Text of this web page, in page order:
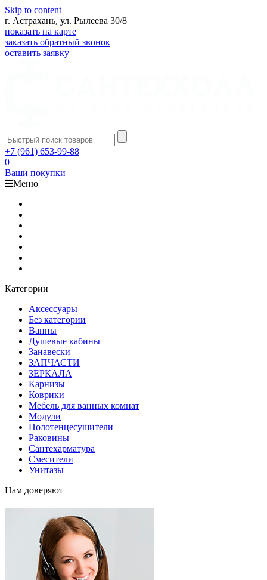
Skip to content
г. Астрахань, ул. Рылеева 30/8
показать на карте
заказать обратный звонок
оставить заявку
+7 (961) 653-99-88
0
Ваши покупки
Меню
Категории
Аксессуары
Без категории
Ванны
Душевые кабины
Занавески
ЗАПЧАСТИ
ЗЕРКАЛА
Карнизы
Коврики
Мебель для ванных комнат
Модули
Полотенцесушители
Раковины
Сантехарматура
Смесители
Унитазы
Нам доверяют